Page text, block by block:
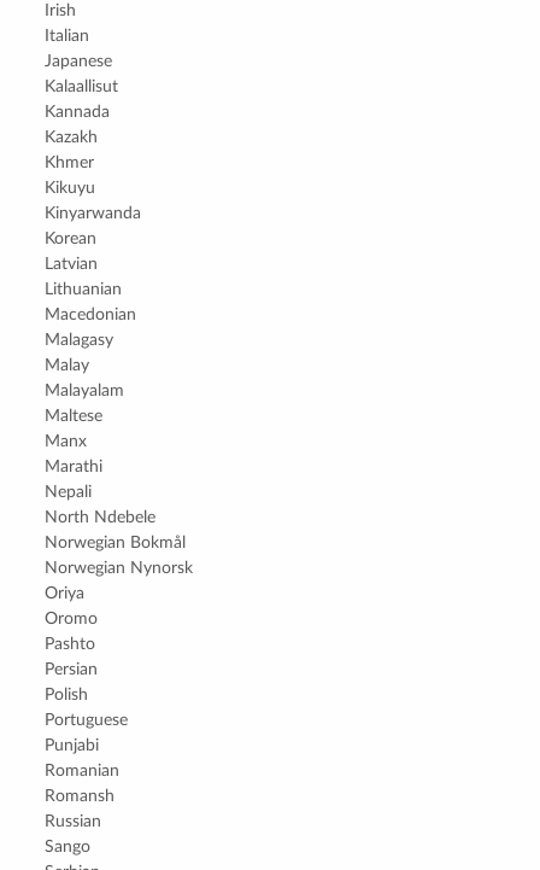
Irish
Italian
Japanese
Kalaallisut
Kannada
Kazakh
Khmer
Kikuyu
Kinyarwanda
Korean
Latvian
Lithuanian
Macedonian
Malagasy
Malay
Malayalam
Maltese
Manx
Marathi
Nepali
North Ndebele
Norwegian Bokmål
Norwegian Nynorsk
Oriya
Oromo
Pashto
Persian
Polish
Portuguese
Punjabi
Romanian
Romansh
Russian
Sango